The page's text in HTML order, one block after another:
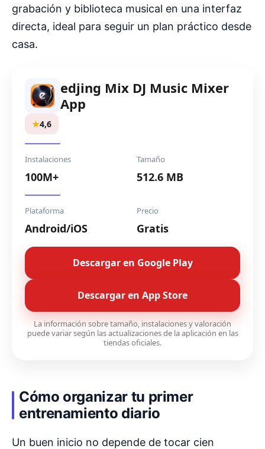
grabación y biblioteca musical en una interfaz
directa, ideal para seguir un plan práctico desde
casa.
edjing Mix DJ Music Mixer
App
★4,6
Instalaciones
100M+
Tamaño
512.6 MB
Plataforma
Android/iOS
Precio
Gratis
Descargar en Google Play
Descargar en App Store
La información sobre tamaño, instalaciones y valoración
puede variar según las actualizaciones de la aplicación en las
tiendas oficiales.
Cómo organizar tu primer
entrenamiento diario
Un buen inicio no depende de tocar cien